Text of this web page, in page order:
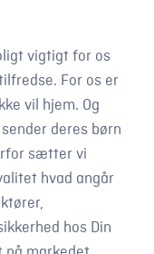
vigtigt for os
For os er
vil hjem. Og
deres børn
sætter vi
hvad angår
hos Din